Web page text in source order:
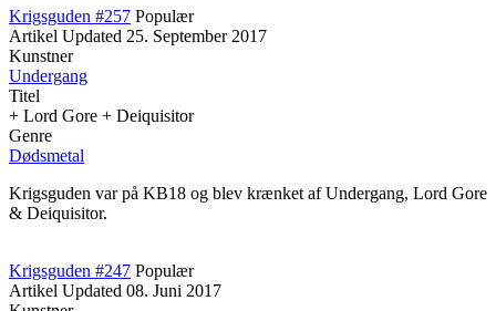
Krigsguden #257 Populær
Artikel Updated 25. September 2017
Kunstner
Undergang
Titel
+ Lord Gore + Deiquisitor
Genre
Dødsmetal
Krigsguden var på KB18 og blev krænket af Undergang, Lord Gore
& Deiquisitor.
Krigsguden #247 Populær
Artikel Updated 08. Juni 2017